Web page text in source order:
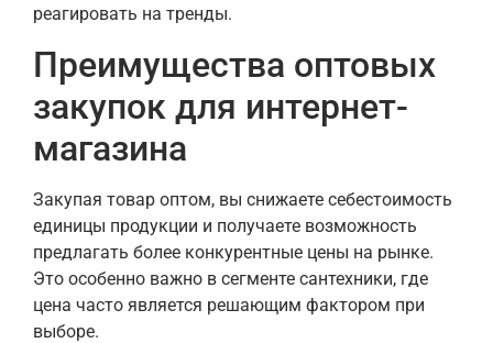
реагировать на тренды.
Преимущества оптовых
закупок для интернет-
магазина
Закупая товар оптом, вы снижаете себестоимость
единицы продукции и получаете возможность
предлагать более конкурентные цены на рынке.
Это особенно важно в сегменте сантехники, где
цена часто является решающим фактором при
выборе.